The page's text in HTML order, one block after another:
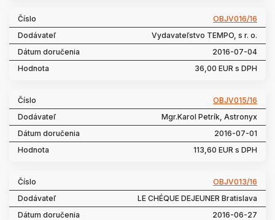
OBJV016/16
Vydavateľstvo TEMPO, s r. o.
2016-07-04
36,00 EUR s DPH
OBJV015/16
Mgr.Karol Petrík, Astronyx
2016-07-01
113,60 EUR s DPH
OBJV013/16
LE CHÉQUE DEJEUNER Bratislava
2016-06-27